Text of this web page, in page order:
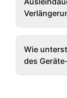
Wie
des